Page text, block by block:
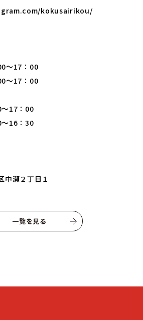
毛区穴川町386
. 043-307-6070
kokusairikou/
～17：00
～17：00
17：00
16：30
中瀬２丁目１
一覧を見る